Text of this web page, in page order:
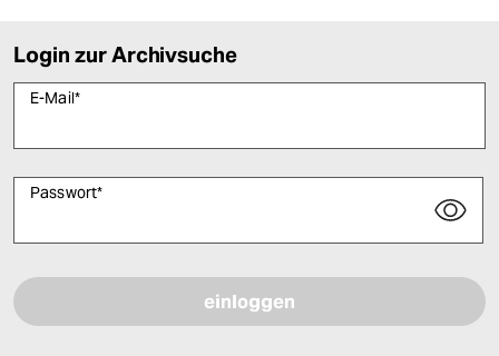
Login zur Archivsuche
E-Mail*
Passwort*